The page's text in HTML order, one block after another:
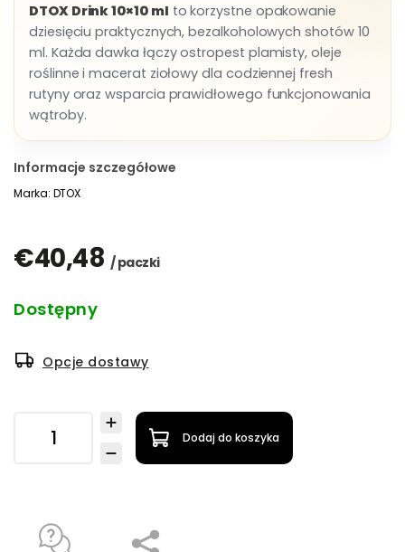
DTOX Drink 10×10 ml to korzystne opakowanie
dziesięciu praktycznych, bezalkoholowych shotów 10
ml. Każda dawka łączy ostropest plamisty, oleje
roślinne i macerat ziołowy dla codziennej fresh
rutyny oraz wsparcia prawidłowego funkcjonowania
wątroby.
Informacje szczegółowe
Marka: DTOX
€40,48 / paczki
Dostępny
Opcje dostawy
Dodaj do koszyka